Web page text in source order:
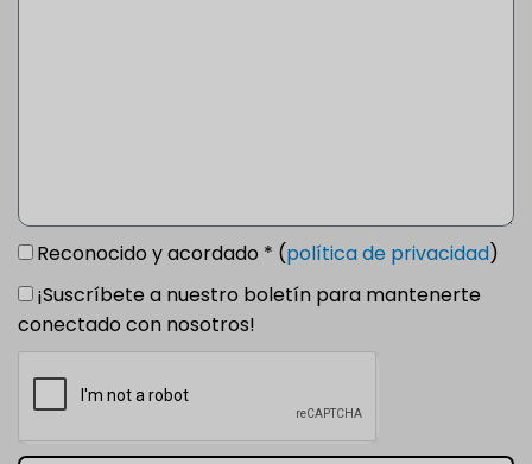
Reconocido y acordado * (política de privacidad)
¡Suscríbete a nuestro boletín para mantenerte
conectado con nosotros!